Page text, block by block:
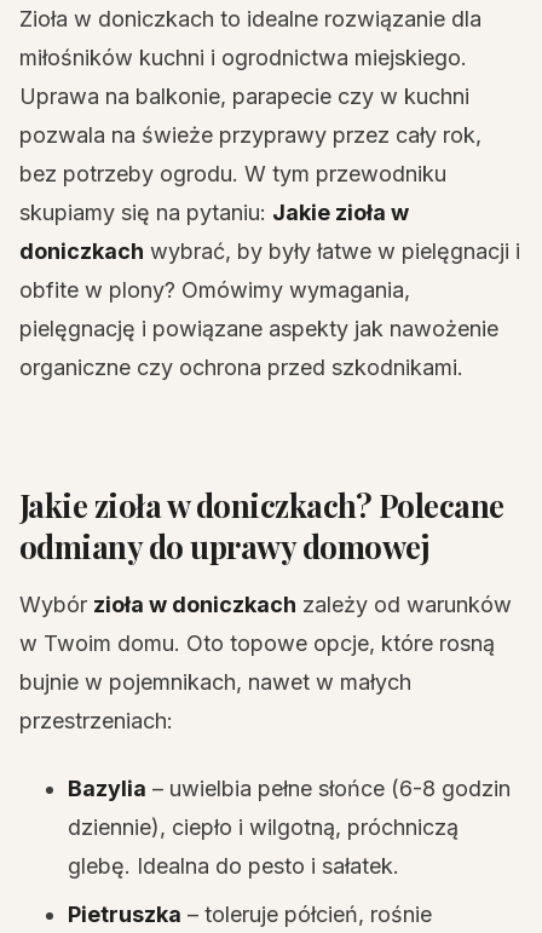
Zioła w doniczkach to idealne rozwiązanie dla
miłośników kuchni i ogrodnictwa miejskiego.
Uprawa na balkonie, parapecie czy w kuchni
pozwala na świeże przyprawy przez cały rok,
bez potrzeby ogrodu. W tym przewodniku
skupiamy się na pytaniu: Jakie zioła w
doniczkach wybrać, by były łatwe w pielęgnacji i
obfite w plony? Omówimy wymagania,
pielęgnację i powiązane aspekty jak nawożenie
organiczne czy ochrona przed szkodnikami.
Jakie zioła w doniczkach? Polecane
odmiany do uprawy domowej
Wybór zioła w doniczkach zależy od warunków
w Twoim domu. Oto topowe opcje, które rosną
bujnie w pojemnikach, nawet w małych
przestrzeniach:
Bazylia – uwielbia pełne słońce (6-8 godzin
dziennie), ciepło i wilgotną, próchniczą
glebę. Idealna do pesto i sałatek.
Pietruszka – toleruje półcień, rośnie